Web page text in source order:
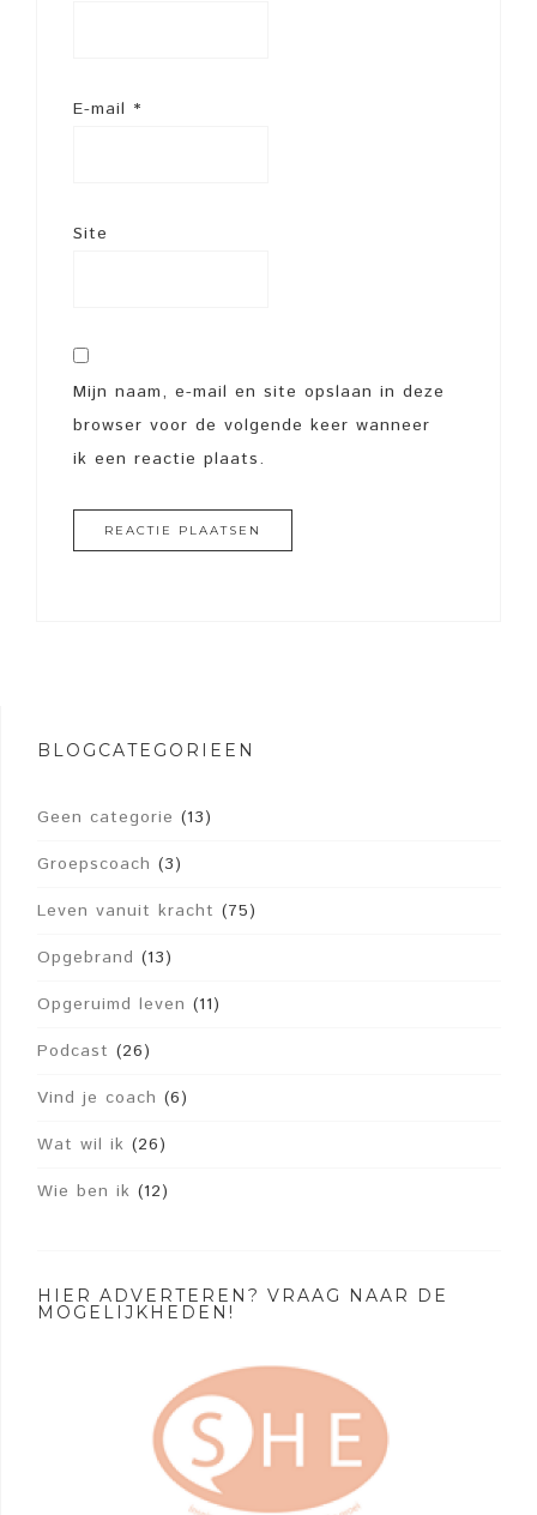
E-mail *
Site
Mijn naam, e-mail en site opslaan in deze
browser voor de volgende keer wanneer
ik een reactie plaats.
BLOGCATEGORIEËN
Geen categorie (13)
Groepscoach (3)
Leven vanuit kracht (75)
Opgebrand (13)
Opgeruimd leven (11)
Podcast (26)
Vind je coach (6)
Wat wil ik (26)
Wie ben ik (12)
HIER ADVERTEREN? VRAAG NAAR DE
MOGELIJKHEDEN!